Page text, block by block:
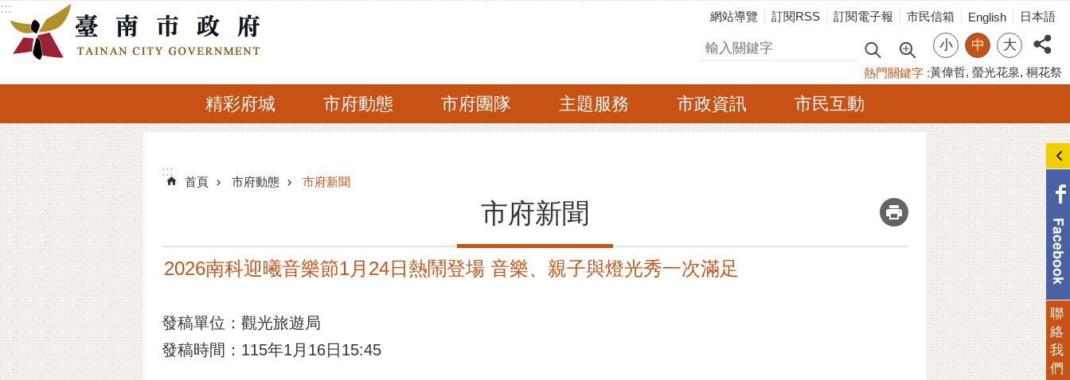
跳到主要內容區塊
:::
網站導覽 訂閱RSS 訂閱電子報 市民信箱 English 日本語
搜尋 小 中 大
熱門關鍵字 黃偉哲 螢光花泉 桐花祭
精彩府城 市府動態 市府團隊 主題服務 市政資訊 市民互動
:::
:::
首頁 市府動態 市府新聞
市府新聞 _
2026南科迎曦音樂節1月24日熱鬧登場 音樂、親子與燈光秀一次滿足
發稿單位：觀光旅遊局
發稿時間：115年1月16日15:45
聯
絡
我
們